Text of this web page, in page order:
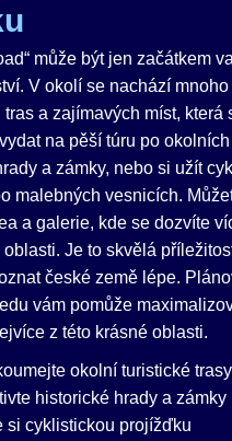
může být jen začátkem
V okolí se nachází
a zajímavých míst, která
na pěší túru po
a zámky, nebo si užít
malebných vesnicích.
a galerie, kde se dozvíte
oblasti. Je to skvělá
české země lépe.
vám pomůže
z této krásné oblasti.
okolní turistické trasy
historické hrady a zámky
si cyklistickou projížďku